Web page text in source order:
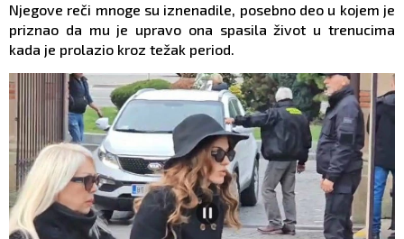
Njegove reči mnoge su iznenadile, posebno deo u kojem je
priznao da mu je upravo ona spasila život u trenucima
kada je prolazio kroz težak period.